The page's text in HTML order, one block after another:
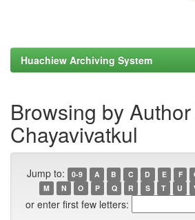
Huachiew Archiving System
Browsing by
Chayavivatkul
Jump to: 0-9 A B C D E F
M
N O P Q R S T U
or enter first few letters: